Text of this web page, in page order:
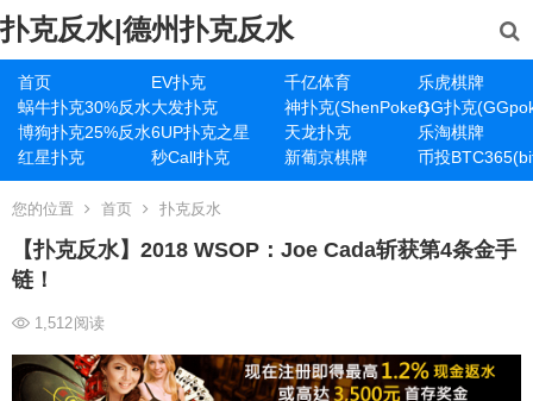
扑克反水|德州扑克反水
首页 EV扑克 千亿体育
乐虎棋牌
蜗牛扑克30%反水大发扑克 神扑克(ShenPoker)GG扑克
博狗扑克25%反水6UP扑克之星 天龙扑克
乐淘棋牌
红星扑克
秒Call扑克 新葡京棋牌 币投
您的位置 首页 扑克反水
【扑克反水】2018 WSOP：Joe Cada斩获第4条金手
链！
1,512阅读